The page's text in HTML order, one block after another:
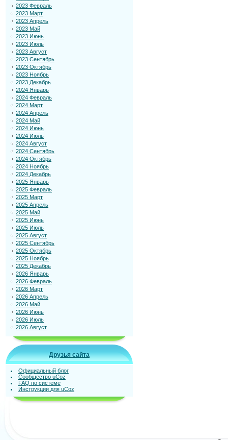
2023 Февраль
2023 Март
2023 Апрель
2023 Май
2023 Июнь
2023 Июль
2023 Август
2023 Сентябрь
2023 Октябрь
2023 Ноябрь
2023 Декабрь
2024 Январь
2024 Февраль
2024 Март
2024 Апрель
2024 Май
2024 Июнь
2024 Июль
2024 Август
2024 Сентябрь
2024 Октябрь
2024 Ноябрь
2024 Декабрь
2025 Январь
2025 Февраль
2025 Март
2025 Апрель
2025 Май
2025 Июнь
2025 Июль
2025 Август
2025 Сентябрь
2025 Октябрь
2025 Ноябрь
2025 Декабрь
2026 Январь
2026 Февраль
2026 Март
2026 Апрель
2026 Май
2026 Июнь
2026 Июль
2026 Август
Друзья сайта
Официальный блог
Сообщество uCoz
FAQ по системе
Инструкции для uCoz